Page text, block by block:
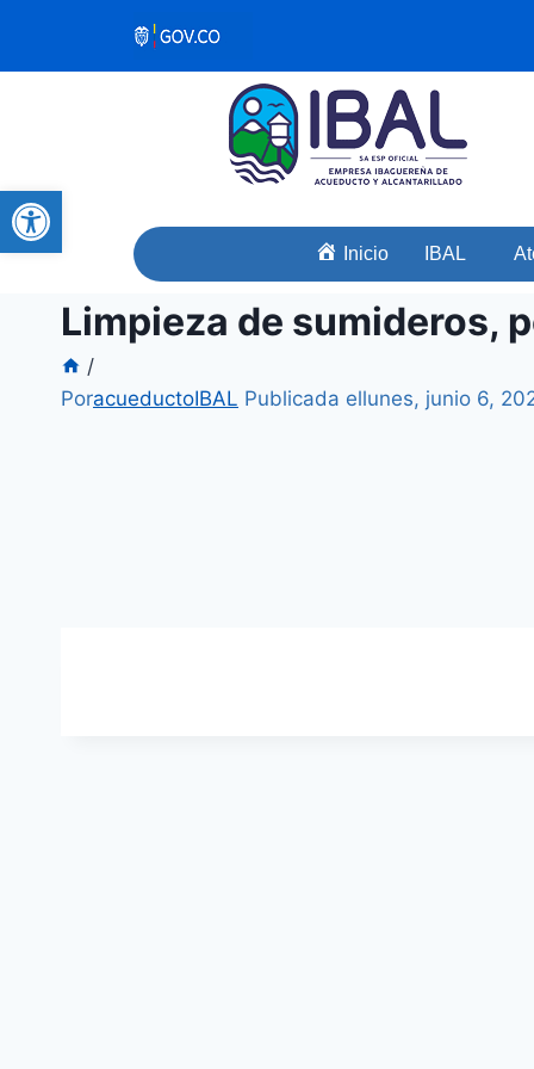
Inicio IBAL
Limpieza de sumideros,
/
PoracueductoIBAL Publicada ellunes, junio 6,
Abrir barra de herramientas